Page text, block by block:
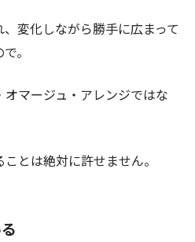
変化しながら勝手に広まって
。
マージュ・アレンジではな
とは絶対に許せません。